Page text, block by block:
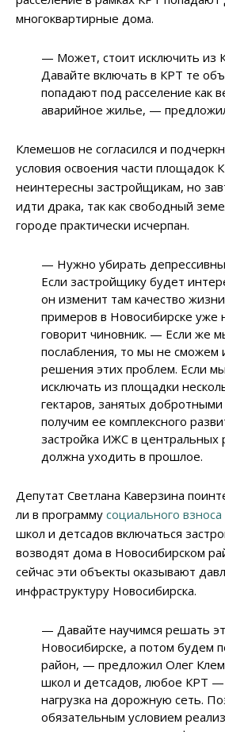
многоквартирные дома.
— Может, стоит исключить из
Давайте включать в КРТ те
попадают под расселение как
аварийное жилье, —
Клемешов не согласился и
условия освоения части площадок
неинтересны застройщикам, но
идти драка, так как свободный
городе практически исчерпан.
— Нужно убирать
Если застройщику будет
он изменит там качество
примеров в Новосибирске
говорит чиновник. — Если же
послабления, то мы не сможем
решения этих проблем. Если
исключать из площадки
гектаров, занятых
получим ее комплексного
застройка ИЖС в центральных
должна уходить в прошлое.
Депутат Светлана Каверзина
ли в программу социального взноса
школ и детсадов включаться
возводят дома в Новосибирском
сейчас эти объекты оказывают
инфраструктуру Новосибирска.
— Давайте научимся решать
Новосибирске, а потом будем
район, — предложил Олег
школ и детсадов, любое КРТ
нагрузка на дорожную сеть.
обязательным условием